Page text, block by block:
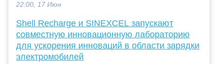
22:00, 17 Июн
Shell Recharge и SINEXCEL запускают
совместную инновационную лабораторию
для ускорения инноваций в области зарядки
электромобилей